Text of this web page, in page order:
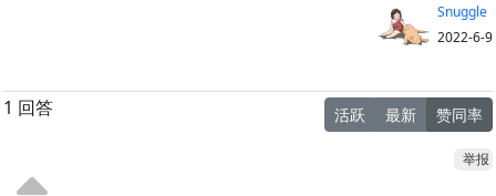
Snuggle
2022-6-9
1 回答 活跃 最新 赞同率
举报